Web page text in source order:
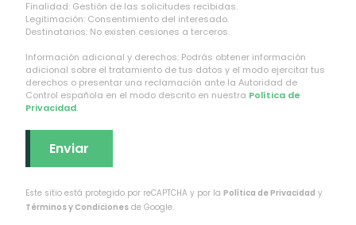
Finalidad: Gestión de las solicitudes recibidas.
Legitimación: Consentimiento del interesado.
Destinatarios: No existen cesiones a terceros.
Información adicional y derechos: Podrás obtener información
adicional sobre el tratamiento de tus datos y el modo ejercitar tus
derechos o presentar una reclamación ante la Autoridad de
Control española en el modo descrito en nuestra Política de
Privacidad.
Este sitio está protegido por reCAPTCHA y por la Política de Privacidad y
Términos y Condiciones de Google.